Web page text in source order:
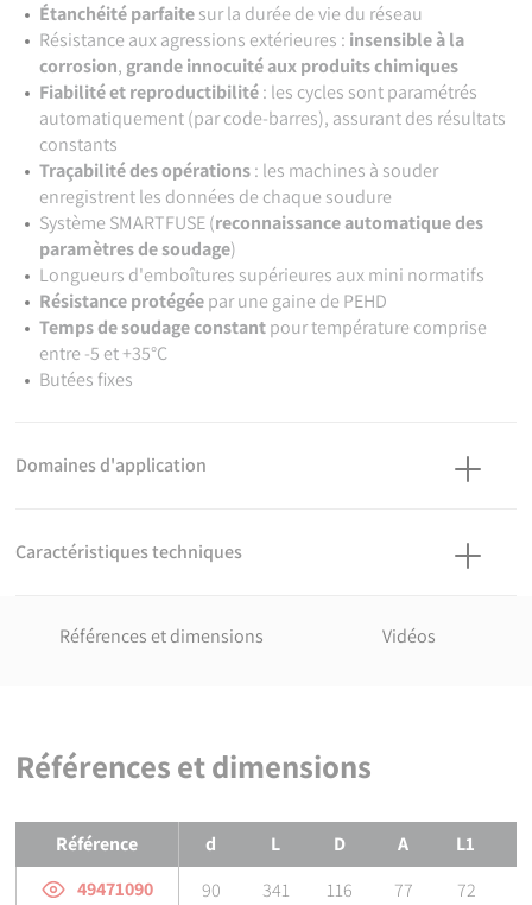
Étanchéité parfaitesur la durée de vie du réseau
Résistance aux agressions extérieures : insensible à la
corrosion, grande innocuité aux produits chimiques
Fiabilité et reproductibilité: les cycles sont paramétrés
automatiquement (par code-barres), assurant des résultats
constants
Traçabilité des opérations: les machines à souder
enregistrent les données de chaque soudure
Système SMARTFUSE (reconnaissance automatique des
paramètres de soudage)
Longueurs d'emboîtures supérieures aux mini normatifs
Résistance protégéepar une gaine de PEHD
Temps de soudage constantpour température comprise
entre -5 et +35°C
Butées fixes
Domaines d'application
secs ou humides.
Utilisation enterrée ou apparente moyennant les protections
Température du fluide : max 40°C, détimbrage à partir de 20°C.
Caractéristiques techniques
PEHD.
collecteurs d'assainissement avec pression - Polyéthylène (PE)
- Partie 3 : raccords
Attestation de Conformité Sanitaire (ACS)
Références et dimensions Vidéos
Références et dimensions
Références et dimensions de Manchon d'ajustement
Référence d L D A L1
49471090
90 341 116 77
72